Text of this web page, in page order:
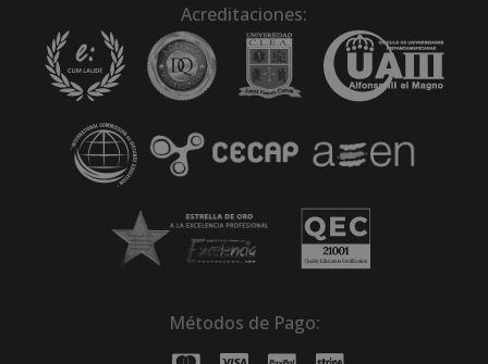
Acreditaciones:
Métodos de Pago: